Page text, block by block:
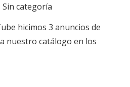
Sin categoría
hicimos 3 anuncios de
nuestro catálogo en los